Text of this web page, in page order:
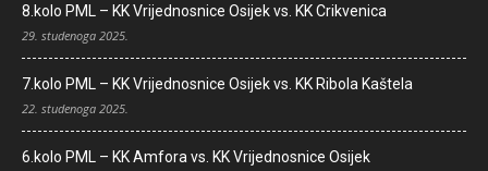
8.kolo PML – KK Vrijednosnice Osijek vs. KK Crikvenica
29. studenoga 2025.
7.kolo PML – KK Vrijednosnice Osijek vs. KK Ribola Kaštela
22. studenoga 2025.
6.kolo PML – KK Amfora vs. KK Vrijednosnice Osijek